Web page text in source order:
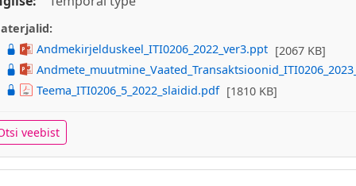
Andmekirjelduskeel_ITI0206_2022_ver3.ppt [2067 KB]
Teema_ITI0206_5_2022_slaidid.pdf [1810 KB]
veebist